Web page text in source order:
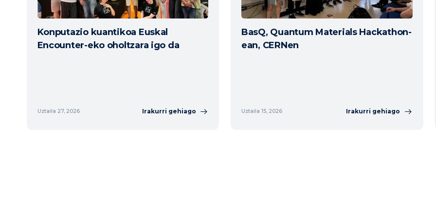
Konputazio kuantikoa Euskal
Encounter-eko oholtzara igo da
Uztaila 27, 2026 Irakurri gehiago
BasQ, Quantum Materials Hackathon-
ean, CERNen
Uztaila 15, 2026 Irakurri gehiago